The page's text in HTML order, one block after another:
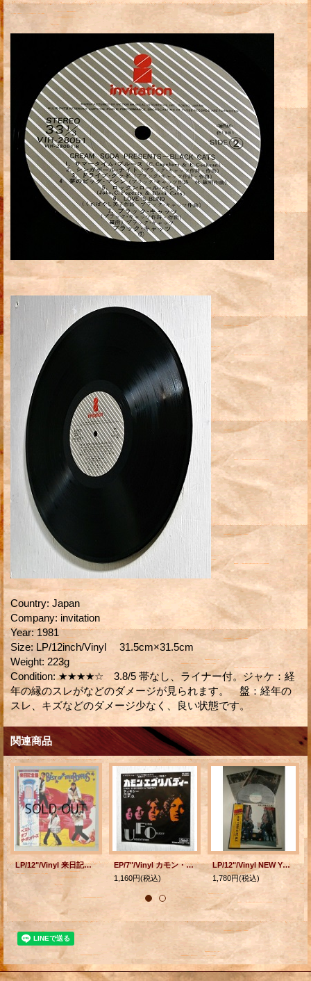
Country: Japan
Company: invitation
Year: 1981
Size: LP/12inch/Vinyl 31.5cm×31.5cm
Weight: 223g
Condition: ★★★★☆ 3.8/5 帯なし、ライナー付。ジャケ：経
年の縁のスレがなどのダメージが見られます。 盤：経年の
スレ、キズなどのダメージ少なく、良い状態です。
関連商品
LP/12"/Vinyl 来日記念盤 〜恋のアンブレラ〜 ベスト・オブ・ザ・ボッパーズ (1981) SWD DiSC 帯付/ライナー
EP/7"/Vinyl カモン・エヴリバディー/ティモシー U.F.O. (1970) Statesive
1,160円(税込)
LP/12"/Vinyl NEW YORK CITY, N.Y. (1979) クールス・ロカビリー・クラブ TRIO RECORDS 帯/P8カラー写真集/歌詞カード付
1,780円(税込)